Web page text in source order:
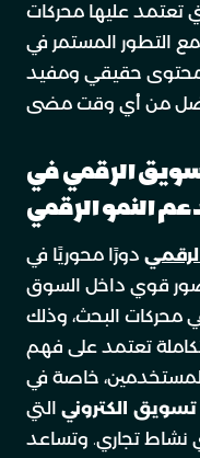
تعتمد عليها محركات
التطور المستمر في
محتوى حقيقي ومفيد
الرقمي في
النمو الرقمي
دورًا محوريًا في
قوي داخل السوق
محركات البحث، وذلك
تعتمد على فهم
خاصة في
الكتروني التي
نشاط تجاري. وتساعد